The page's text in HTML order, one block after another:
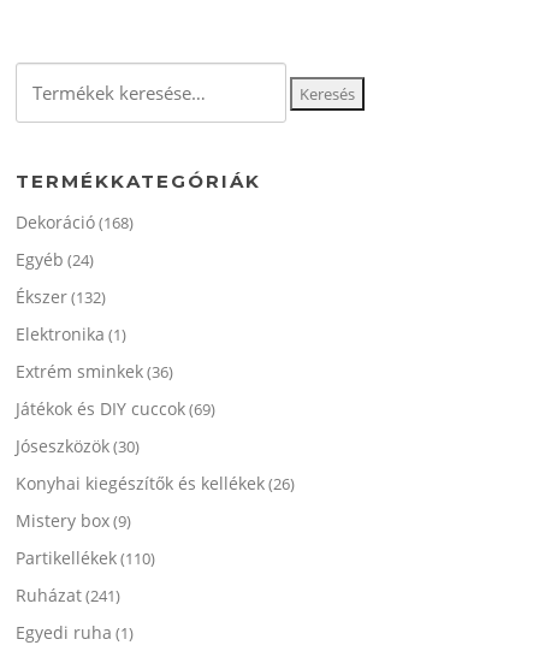
termékoldalon
ki
következőre:
Keresés
TERMÉKKATEGÓRIÁK
Dekoráció(168)
Egyéb (24)
Ékszer(132)
Elektronika (1)
Extrém sminkek(36)
Játékok és DIY cuccok(69)
Jóseszközök(30)
Konyhai kiegészítők és kellékek(26)
Mistery box(9)
Partikellékek(110)
Ruházat(241)
Egyedi ruha (1)